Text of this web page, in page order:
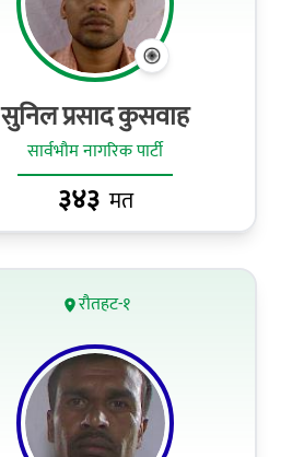
सुनिल प्रसाद कुसवाह
सार्वभौम नागरिक पार्टी
३४३ मत
रौतहट-१